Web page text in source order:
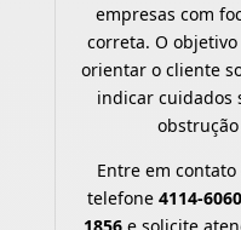
empresas com
correta. O
orientar o cliente
indicar cuidados
Entre em contato
telefone 4114-6060